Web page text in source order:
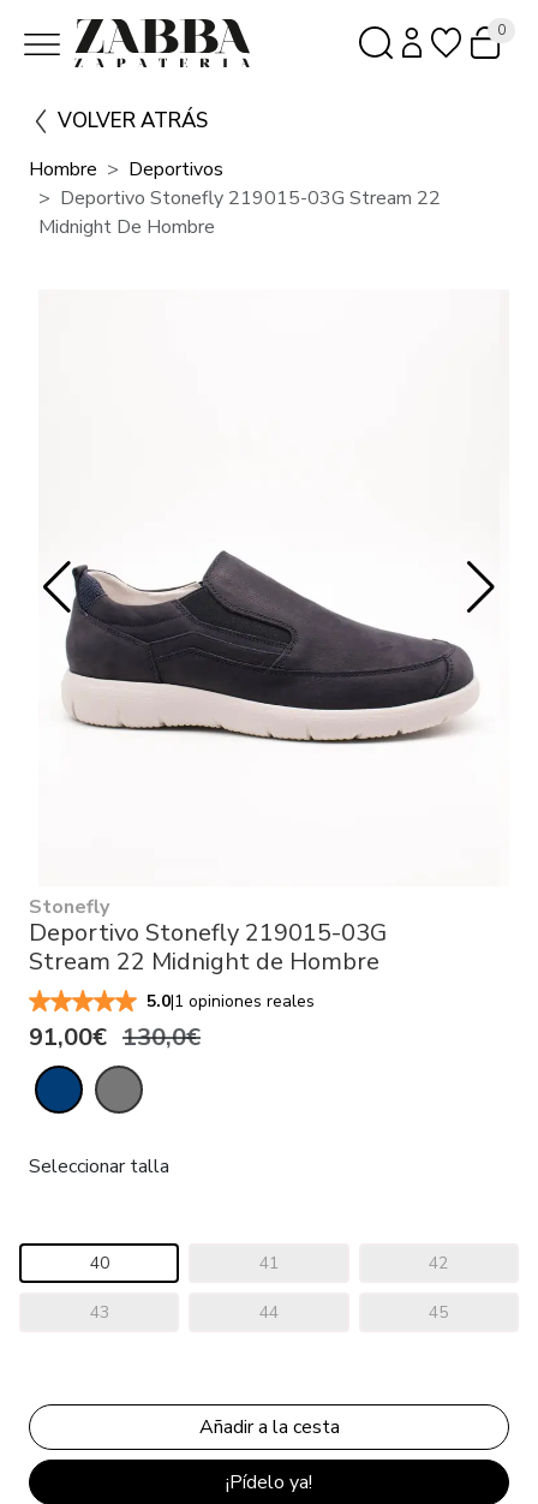
0
VOLVER ATRÁS
Hombre
Deportivos
Deportivo Stonefly 219015-03G Stream 22
Midnight De Hombre
Stonefly
Deportivo Stonefly 219015-03G
Stream 22 Midnight de Hombre
5.0|1 opiniones reales
91,00€ 130,0€
Seleccionar talla
40 41 42
43 44 45
¡Pídelo ya!